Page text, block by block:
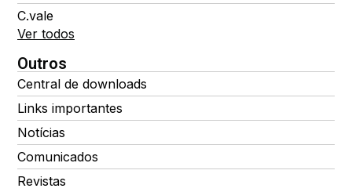
C.vale
Ver todos
Outros
Central de downloads
Links importantes
Notícias
Comunicados
Revistas